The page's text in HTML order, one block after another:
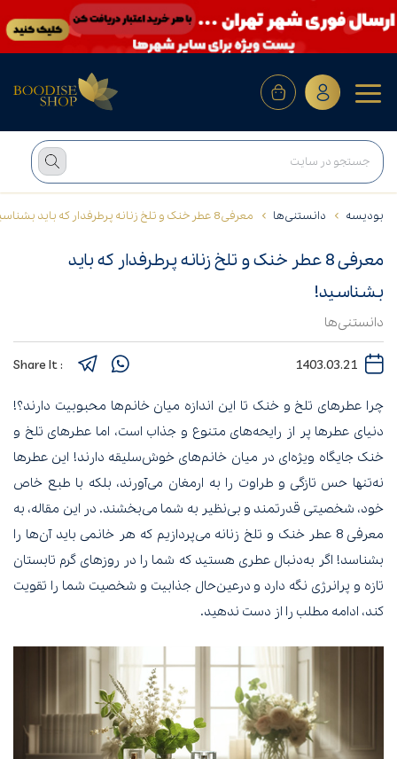
بودیسه دانستنی‌ها معرفی 8 عطر خنک و تلخ زنانه پرطرفدار که باید بشناسید!
معرفی 8 عطر خنک و تلخ زنانه پرطرفدار که باید
بشناسید!
دانستنی‌ها
1403.03.21
: Share It
چرا عطرهای تلخ و خنک تا این اندازه میان خانم‌ها محبوبیت دارند؟!
دنیای عطرها پر از رایحه‌های متنوع و جذاب است، اما عطرهای تلخ و
خنک جایگاه ویژه‌ای در میان خانم‌های خوش‌سلیقه دارند! این عطرها
نه‌تنها حس تازگی و طراوت را به ارمغان می‌آورند، بلکه با طبع خاص
خود، شخصیتی قدرتمند و بی‌نظیر به شما می‌بخشند. در این مقاله، به
معرفی 8 عطر خنک و تلخ زنانه می‌پردازیم که هر خانمی باید آن‌ها را
بشناسد! اگر به‌دنبال عطری هستید که شما را در روزهای گرم تابستان
تازه و پرانرژی نگه دارد و درعین‌حال جذابیت و شخصیت شما را تقویت
کند، ادامه مطلب را از دست ندهید.